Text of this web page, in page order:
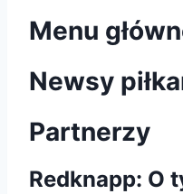
Menu
Newsy
Partnerzy
Redknapp: O